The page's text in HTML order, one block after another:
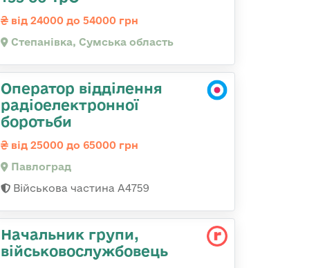
від 24000 до 54000 грн
Степанівка, Сумська область
Оператор відділення
радіоелектронної
боротьби
від 25000 до 65000 грн
Павлоград
Військова частина А4759
Начальник групи,
військовослужбовець